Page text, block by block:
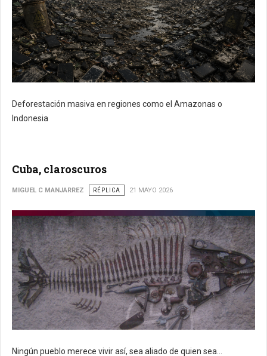
Deforestación masiva en regiones como el Amazonas o
Indonesia
Cuba, claroscuros
MIGUEL C MANJARREZ RÉPLICA 21 MAYO 2026
Ningún pueblo merece vivir así, sea aliado de quien sea...